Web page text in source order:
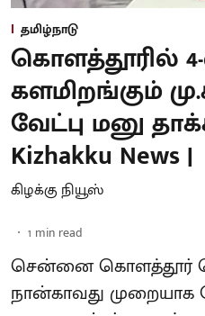
தமிழ்நாடு
கொளத்தூரில்
களமிறங்கும்
வேட்பு மனு
Kizhakku News |
கிழக்கு நியூஸ்
1 min read
சென்னை கொளத்தூர்
நான்காவது முறையாக